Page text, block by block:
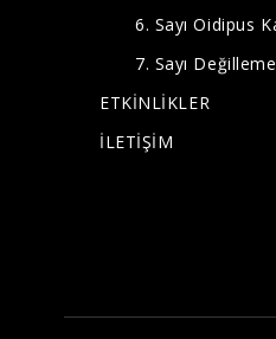
6. Sayı Oidipus
7. Sayı
ETKİNLİKLER
İLETİŞİM